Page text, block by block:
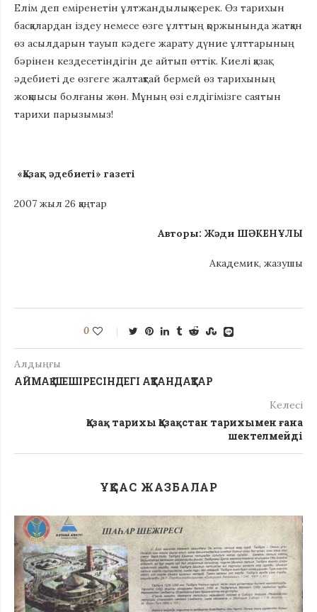
Елім деп еміренетін ұлтжандылық керек. Өз тарихын
басқалардан іздеу немесе өзге ұлттың қоржынында жатқан
өз асылдарын тауып кәдеге жарату дүние ұлттарының
бәрінен кездесетіндігін де айтып өттік. Киелі қазақ
әдебиеті де өзгеге жалтақтай бермей өз тарихының
жоқшысы болғаны жөн. Мұның өзі елдігімізге саятын
тарихи парызымыз!
«Қазақ әдебиеті» газеті
2007 жыл 26 қаңтар
Авторы: Жәди ШӘКЕНҰЛЫ
Академик, жазушы
0
Алдыңғы
АЙМАҚ ШЕШІРЕСІНДЕГІ АҚТАНДАҚТАР
Келесі
Қазақ тарихы Қазақстан тарихымен ғана
шектелмейді
ҰҚСАС ЖАЗБАЛАР